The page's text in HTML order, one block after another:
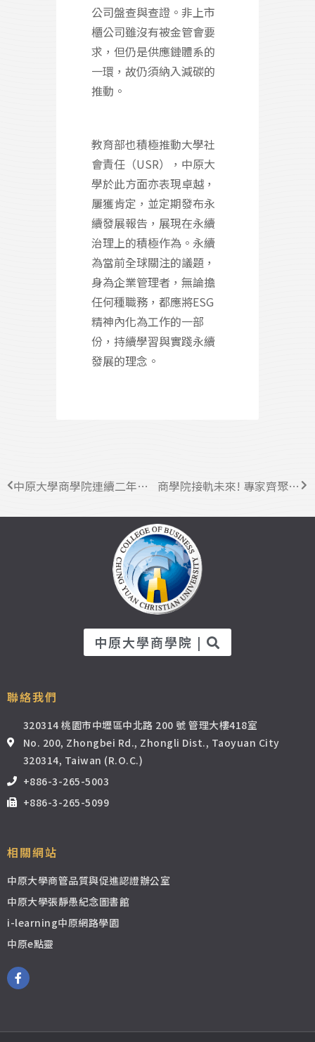
公司盤查與查證。非上市
櫃公司雖沒有被金管會要
求，但仍是供應鏈體系的
一環，故仍須納入減碳的
推動。
教育部也積極推動大學社
會責任（USR），中原大
學於此方面亦表現卓越，
屢獲肯定，並定期發布永
續發展報告，展現在永續
治理上的積極作為。永續
為當前全球關注的議題，
身為企業管理者，無論擔
任何種職務，都應將ESG
精神內化為工作的一部
份，持續學習與實踐永續
發展的理念。
中原大學商學院連續二年榮獲BGS全球傑出分會「銀牌獎」 全台唯一再創國際肯定 商學院接軌未來! 專家齊聚探討AI如何反轉產業新局
中原大學商學院 |
聯絡我們
320314 桃園市中壢區中北路 200 號 管理大樓418室
No. 200, Zhongbei Rd., Zhongli Dist., Taoyuan City
320314, Taiwan (R.O.C.)
+886-3-265-5003
+886-3-265-5099
相關網站
中原大學商管品質與促進認證辦公室
中原大學張靜愚紀念圖書館
i-learning中原網路學園
中原e點靈